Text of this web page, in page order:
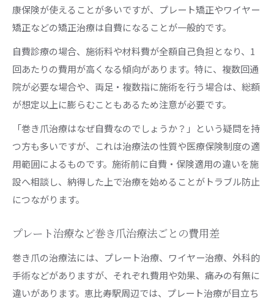
康保険が使えることが多いですが、プレート矯正やワイヤー
矯正などの矯正治療は自費になることが一般的です。
自費診療の場合、施術料や材料費が全額自己負担となり、1
回あたりの費用が高くなる傾向があります。特に、複数回通
院が必要な場合や、両足・複数指に施術を行う場合は、総額
が想定以上に膨らむこともあるため注意が必要です。
「巻き爪治療はなぜ自費なのでしょうか？」という疑問を持
つ方も多いですが、これは治療法の性質や医療保険制度の適
用範囲によるものです。施術前に自費・保険適用の違いを施
設へ相談し、納得した上で治療を始めることがトラブル防止
につながります。
プレート治療など巻き爪治療法ごとの費用差
巻き爪の治療法には、プレート治療、ワイヤー治療、外科的
手術などがありますが、それぞれ費用や効果、痛みの有無に
違いがあります。恵比寿駅周辺では、プレート治療が目立ち